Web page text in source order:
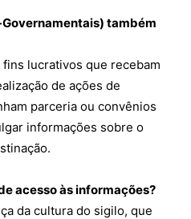
também
lucrativos que recebam
de ações de
parceria ou convênios
informações sobre o
acesso às informações?
da cultura do sigilo, que